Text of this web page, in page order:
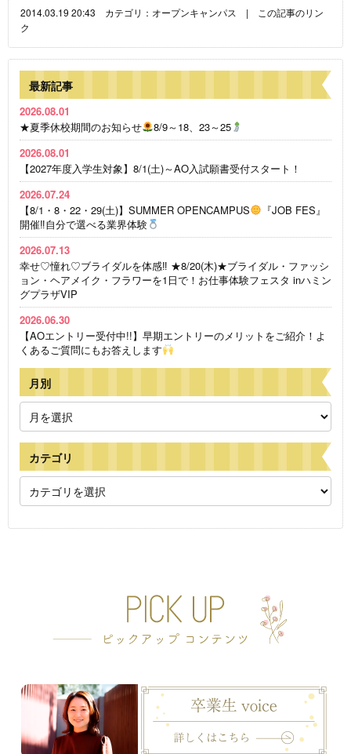
2014.03.19 20:43 カテゴリ： オープンキャンパス |
この記事のリン
ク
最新記事
2026.08.01
★夏季休校期間のお知らせ
8/9～18、23～25
2026.08.01
【2027年度入学生対象】8/1(土)～AO入試願書受付スタート！
2026.07.24
【8/1・8・22・29(土)】SUMMER OPENCAMPUS
『JOB FES』
開催‼自分で選べる業界体験
2026.07.13
幸せ♡憧れ♡ブライダルを体感‼ ★8/20(木)★ブライダル・ファッシ
ョン・ヘアメイク・フラワーを1日で！お仕事体験フェスタ inハミン
グプラザVIP
2026.06.30
【AOエントリー受付中!!】早期エントリーのメリットをご紹介！よ
くあるご質問にもお答えします
月別
カテゴリ